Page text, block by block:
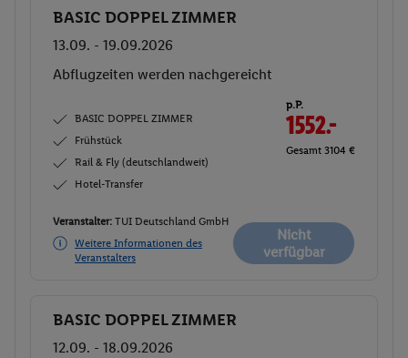
Buchen
BASIC DOPPEL ZIMMER
13.09. - 19.09.2026
Abflugzeiten werden nachgereicht
BASIC DOPPEL ZIMMER
Frühstück
Rail & Fly (deutschlandweit)
Hotel-Transfer
p.P.
1552.-
Gesamt 3104 €
Veranstalter: TUI Deutschland GmbH
Weitere Informationen des
Veranstalters
Nicht
verfügbar
Buchen
BASIC DOPPEL ZIMMER
12.09. - 18.09.2026